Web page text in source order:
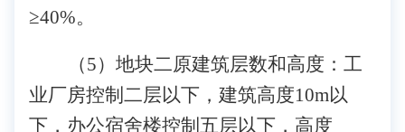
≥40%。
（5）地块二原建筑层数和高度 ：工
业厂房控制二层以下，建筑高度10m以
下，办公宿舍楼控制五层以下，高度